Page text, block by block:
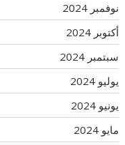
نوفمبر 2024
أكتوبر 2024
سبتمبر 2024
يوليو 2024
يونيو 2024
مايو 2024